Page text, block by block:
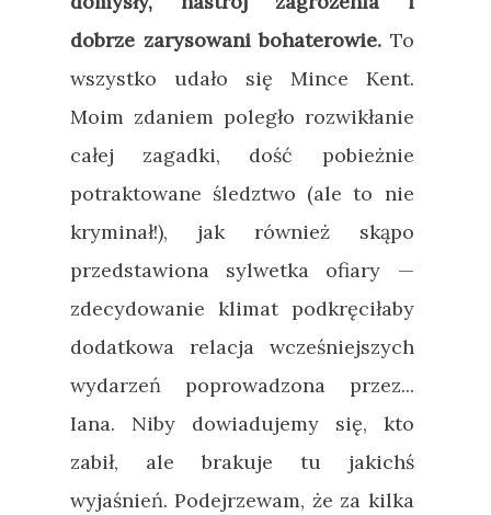
dobrze zarysowani bohaterowie. To
wszystko udało się Mince Kent.
Moim zdaniem poległo rozwikłanie
całej zagadki, dość pobieżnie
potraktowane śledztwo (ale to nie
kryminał!), jak również skąpo
przedstawiona sylwetka ofiary —
zdecydowanie klimat podkręciłaby
dodatkowa relacja wcześniejszych
wydarzeń poprowadzona przez...
Iana. Niby dowiadujemy się, kto
zabił, ale brakuje tu jakichś
wyjaśnień. Podejrzewam, że za kilka